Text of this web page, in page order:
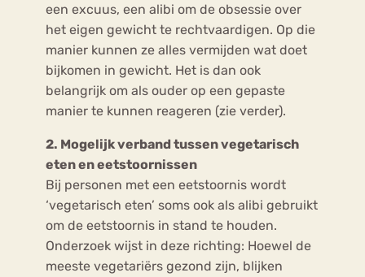
een excuus, een alibi om de obsessie over
het eigen gewicht te rechtvaardigen. Op die
manier kunnen ze alles vermijden wat doet
bijkomen in gewicht. Het is dan ook
belangrijk om als ouder op een gepaste
manier te kunnen reageren (zie verder).
2. Mogelijk verband tussen vegetarisch
eten en eetstoornissen
Bij personen met een eetstoornis wordt
‘vegetarisch eten’ soms ook als alibi gebruikt
om de eetstoornis in stand te houden.
Onderzoek wijst in deze richting: Hoewel de
meeste vegetariërs gezond zijn, blijken